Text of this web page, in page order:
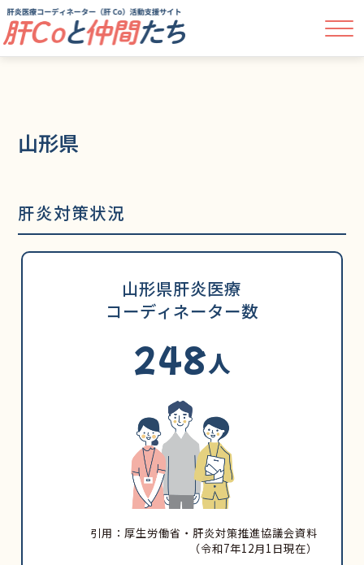
山形県
肝炎対策状況
山形県肝炎医療
コーディネーター数
248人
引用：厚生労働省・肝炎対策推進協議会資料
（令和7年12月1日現在）